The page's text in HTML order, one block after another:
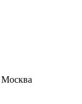
Москва